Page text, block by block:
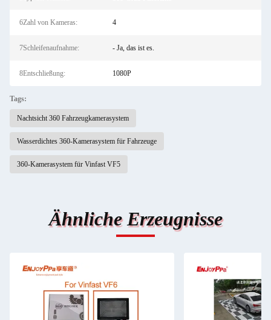
6Zahl von Kameras: 4
7Schleifenaufnahme: - Ja, das ist es.
8Entschließung: 1080P
Tags:
Nachtsicht 360 Fahrzeugkamerasystem
Wasserdichtes 360-Kamerasystem für Fahrzeuge
360-Kamerasystem für Vinfast VF5
Ähnliche Erzeugnisse